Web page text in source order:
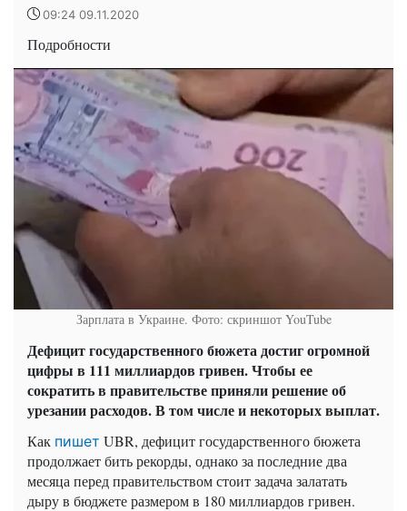
09:24 09.11.2020
Подробности
Зарплата в Украине. Фото: скриншот YouTube
Дефицит государственного бюжета достиг огромной
цифры в 111 миллиардов гривен. Чтобы ее
сократить в правительстве приняли решение об
урезании расходов. В том числе и некоторых выплат.
Как пишет UBR, дефицит государственного бюжета
продолжает бить рекорды, однако за последние два
месяца перед правительством стоит задача залатать
дыру в бюджете размером в 180 миллиардов гривен.